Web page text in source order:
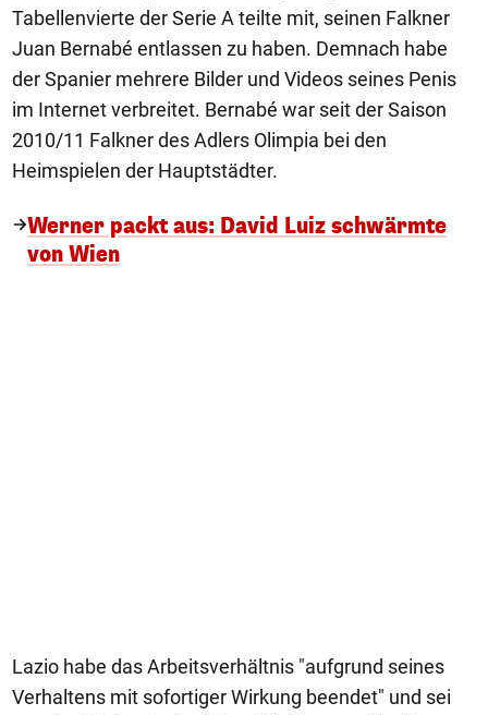
Tabellenvierte der Serie A teilte mit, seinen Falkner
Juan Bernabé entlassen zu haben. Demnach habe
der Spanier mehrere Bilder und Videos seines Penis
im Internet verbreitet. Bernabé war seit der Saison
2010/11 Falkner des Adlers Olimpia bei den
Heimspielen der Hauptstädter.
Werner packt aus: David Luiz schwärmte
von Wien
Lazio habe das Arbeitsverhältnis "aufgrund seines
Verhaltens mit sofortiger Wirkung beendet" und sei